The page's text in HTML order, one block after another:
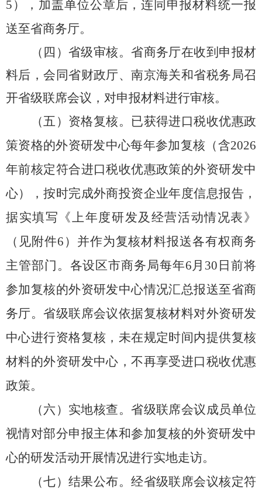
5 ）
，加盖单位公章后，连同申报材料统一报
送至省商务厅。
（四）省级审核。省商务厅在收到申报材
料后，会同省财政厅、南京海关和省税务局召
开省级联席会议，对申报材料进行审核。
（五）资格复核。 已获得进口税收优惠政
策资格的外资研发中心每年参加复核 （含2026
年前核定符合进口税收优惠政策的外资研发中
心）
，按时完成外商投资企业年度信息报告，
据实填写 《上年度研发及经营活动情况表》
（见附件6 ）并作为复核材料报送各有权商务
主管部门 。 各设区市商务局每年6月 30 日前将
参加复核的外资研发中心情况汇总报送至省商
务厅。省级联席会议依据复核材料对外资研发
中心进行资格复核，未在规定时间内提供复核
材料的外资研发中心，不再享受进口税收优惠
政策。
（六）实地核查。省级联席会议成员单位
视情对部分申报主体和参加复核的外资研发中
心的研发活动开展情况进行实地走访。
（七）结果公布。经省级联席会议核定符